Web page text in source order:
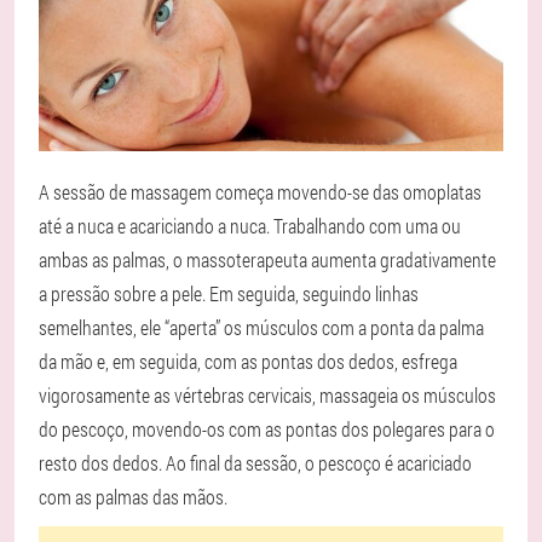
A sessão de massagem começa movendo-se das omoplatas
até a nuca e acariciando a nuca. Trabalhando com uma ou
ambas as palmas, o massoterapeuta aumenta gradativamente
a pressão sobre a pele. Em seguida, seguindo linhas
semelhantes, ele “aperta” os músculos com a ponta da palma
da mão e, em seguida, com as pontas dos dedos, esfrega
vigorosamente as vértebras cervicais, massageia os músculos
do pescoço, movendo-os com as pontas dos polegares para o
resto dos dedos. Ao final da sessão, o pescoço é acariciado
com as palmas das mãos.